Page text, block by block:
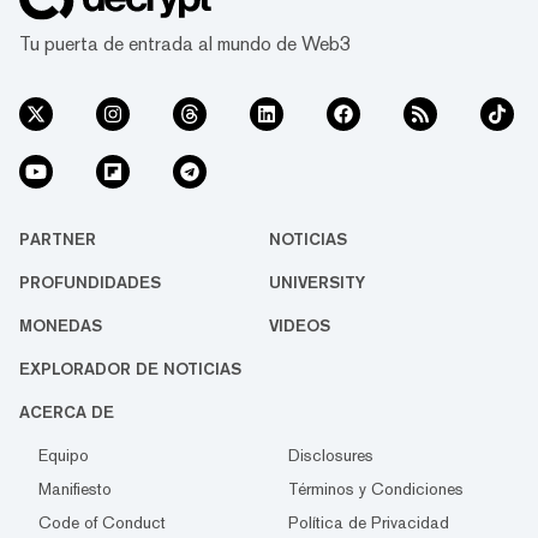
Tu puerta de entrada al mundo de Web3
PARTNER NOTICIAS
PROFUNDIDADES UNIVERSITY
MONEDAS VIDEOS
EXPLORADOR DE NOTICIAS
ACERCA DE
Equipo
Disclosures
Manifiesto
Términos y Condiciones
Code of Conduct
Política de Privacidad